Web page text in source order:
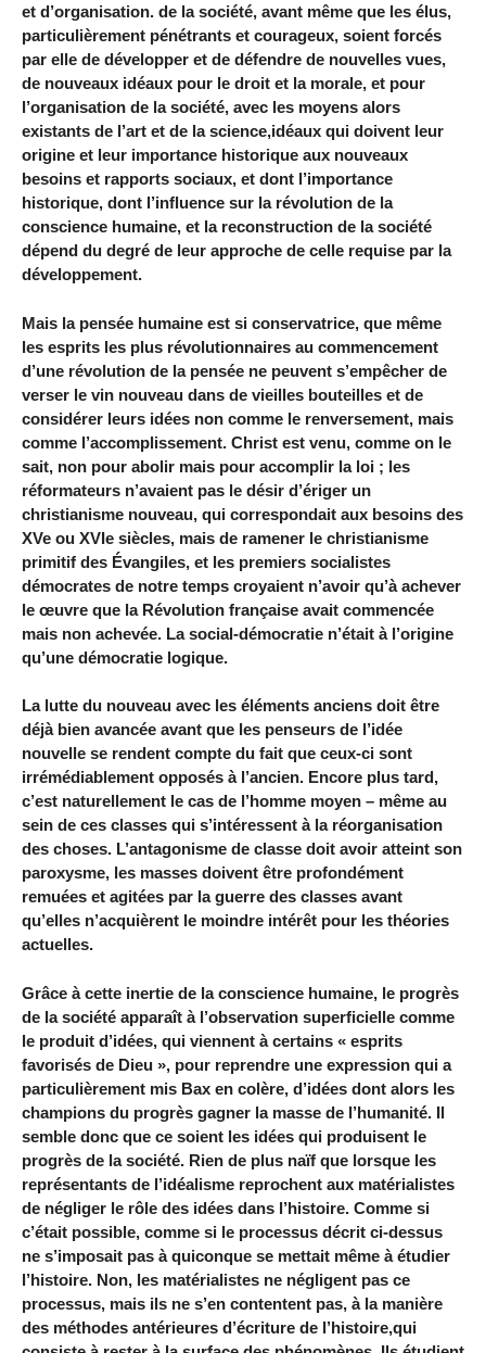
et d’organisation. de la société, avant même que les élus,
particulièrement pénétrants et courageux, soient forcés
par elle de développer et de défendre de nouvelles vues,
de nouveaux idéaux pour le droit et la morale, et pour
l’organisation de la société, avec les moyens alors
existants de l’art et de la science,idéaux qui doivent leur
origine et leur importance historique aux nouveaux
besoins et rapports sociaux, et dont l’importance
historique, dont l’influence sur la révolution de la
conscience humaine, et la reconstruction de la société
dépend du degré de leur approche de celle requise par la
développement.
Mais la pensée humaine est si conservatrice, que même
les esprits les plus révolutionnaires au commencement
d’une révolution de la pensée ne peuvent s’empêcher de
verser le vin nouveau dans de vieilles bouteilles et de
considérer leurs idées non comme le renversement, mais
comme l’accomplissement. Christ est venu, comme on le
sait, non pour abolir mais pour accomplir la loi ; les
réformateurs n’avaient pas le désir d’ériger un
christianisme nouveau, qui correspondait aux besoins des
XVe ou XVIe siècles, mais de ramener le christianisme
primitif des Évangiles, et les premiers socialistes
démocrates de notre temps croyaient n’avoir qu’à achever
le œuvre que la Révolution française avait commencée
mais non achevée. La social-démocratie n’était à l’origine
qu’une démocratie logique.
La lutte du nouveau avec les éléments anciens doit être
déjà bien avancée avant que les penseurs de l’idée
nouvelle se rendent compte du fait que ceux-ci sont
irrémédiablement opposés à l’ancien. Encore plus tard,
c’est naturellement le cas de l’homme moyen – même au
sein de ces classes qui s’intéressent à la réorganisation
des choses. L’antagonisme de classe doit avoir atteint son
paroxysme, les masses doivent être profondément
remuées et agitées par la guerre des classes avant
qu’elles n’acquièrent le moindre intérêt pour les théories
actuelles.
Grâce à cette inertie de la conscience humaine, le progrès
de la société apparaît à l’observation superficielle comme
le produit d’idées, qui viennent à certains « esprits
favorisés de Dieu », pour reprendre une expression qui a
particulièrement mis Bax en colère, d’idées dont alors les
champions du progrès gagner la masse de l’humanité. Il
semble donc que ce soient les idées qui produisent le
progrès de la société. Rien de plus naïf que lorsque les
représentants de l’idéalisme reprochent aux matérialistes
de négliger le rôle des idées dans l’histoire. Comme si
c’était possible, comme si le processus décrit ci-dessus
ne s’imposait pas à quiconque se mettait même à étudier
l’histoire. Non, les matérialistes ne négligent pas ce
processus, mais ils ne s’en contentent pas, à la manière
des méthodes antérieures d’écriture de l’histoire,qui